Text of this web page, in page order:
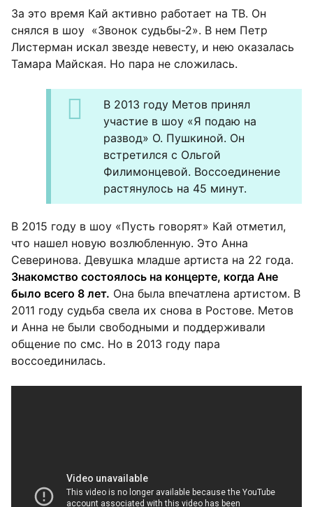
За это время Кай активно работает на ТВ. Он
снялся в шоу «Звонок судьбы-2». В нем Петр
Листерман искал звезде невесту, и нею оказалась
Тамара Майская. Но пара не сложилась.
В 2013 году Метов принял
участие в шоу «Я подаю на
развод» О. Пушкиной. Он
встретился с Ольгой
Филимонцевой. Воссоединение
растянулось на 45 минут.
В 2015 году в шоу «Пусть говорят» Кай отметил,
что нашел новую возлюбленную. Это Анна
Северинова. Девушка младше артиста на 22 года.
Знакомство состоялось на концерте, когда Ане
было всего 8 лет. Она была впечатлена артистом. В
2011 году судьба свела их снова в Ростове. Метов
и Анна не были свободными и поддерживали
общение по смс. Но в 2013 году пара
воссоединилась.